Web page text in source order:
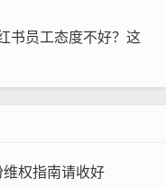
准界定主播的话术
书员工态度不好？这
权指南请收好